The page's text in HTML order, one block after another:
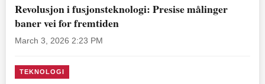
Revolusjon i fusjonsteknologi: Presise målinger
baner vei for fremtiden
March 3, 2026 2:23 PM
TEKNOLOGI